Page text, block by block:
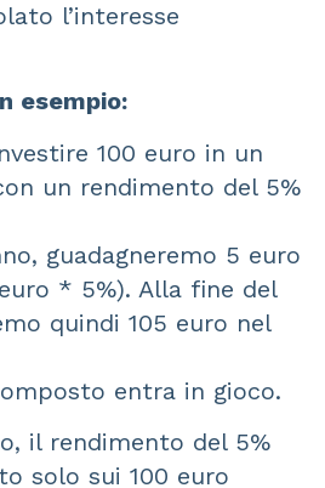
l’interesse
esempio:
100 euro in un
un rendimento del 5%
guadagneremo 5 euro
* 5%). Alla fine del
quindi 105 euro nel
entra in gioco.
il rendimento del 5%
solo sui 100 euro